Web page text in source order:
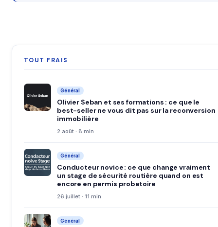
TOUT FRAIS
Général
Olivier Seban et ses formations : ce que le
best-seller ne vous dit pas sur la reconversion
immobilière
2 août · 8 min
Général
Conducteur novice : ce que change vraiment
un stage de sécurité routière quand on est
encore en permis probatoire
26 juillet · 11 min
Général